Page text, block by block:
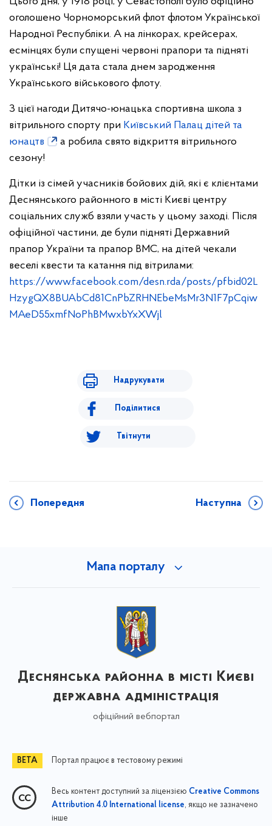
оголошено Чорноморський флот флотом Української
Народної Республіки. А на лінкорах, крейсерах,
есмінцях були спущені червоні прапори та підняті
українські! Ця дата стала днем зародження
Українського військового флоту.
З цієї нагоди Дитячо-юнацька спортивна школа з
вітрильного спорту при Київський Палац дітей та
юнацтв
а робила свято відкриття вітрильного
сезону!
Дітки із сімей учасників бойових дій, які є клієнтами
Деснянського районного в місті Києві центру
соціальних служб взяли участь у цьому заході. Після
офіційної частини, де були підняті Державний
прапор України та прапор ВМС, на дітей чекали
веселі квести та катання під вітрилами:
https://www.facebook.com/desn.rda/posts/pfbid02L
HzygQX8BUAbCd81CnPbZRHNEbeMsMr3N1F7pCqiw
MAeD55xmfNoPhBMwxbYxXWjl
Надрукувати
Поділитися
Твітнути
Попередня Наступна
Мапа порталу
Деснянська районна в місті Києві
державна адміністрація
офіційний вебпортал
Портал працює в тестовому режимі
Весь контент доступний за ліцензією Creative Commons
Attribution 4.0 International license, якщо не зазначено
інше